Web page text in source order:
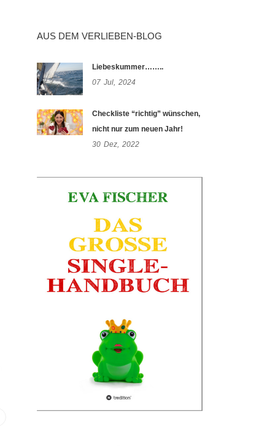
AUS DEM VERLIEBEN-BLOG
Liebeskummer……..
07 Jul, 2024
Checkliste “richtig” wünschen,
nicht nur zum neuen Jahr!
30 Dez, 2022